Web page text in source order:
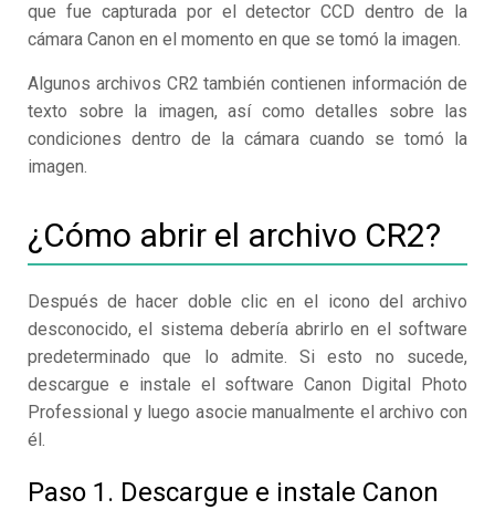
que fue capturada por el detector CCD dentro de la
cámara Canon en el momento en que se tomó la imagen.
Algunos archivos CR2 también contienen información de
texto sobre la imagen, así como detalles sobre las
condiciones dentro de la cámara cuando se tomó la
imagen.
¿Cómo abrir el archivo CR2?
Después de hacer doble clic en el icono del archivo
desconocido, el sistema debería abrirlo en el software
predeterminado que lo admite. Si esto no sucede,
descargue e instale el software Canon Digital Photo
Professional y luego asocie manualmente el archivo con
él.
Paso 1. Descargue e instale Canon